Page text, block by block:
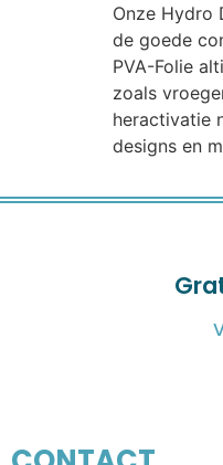
Onze Hydro
de goede
PVA-Folie
zoals
heractivatie
designs en